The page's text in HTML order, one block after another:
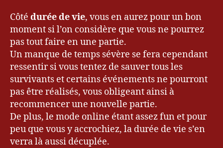
Côté durée de vie, vous en aurez pour un bon
moment si l’on considère que vous ne pourrez
pas tout faire en une partie.
Un manque de temps sévère se fera cependant
ressentir si vous tentez de sauver tous les
survivants et certains événements ne pourront
pas être réalisés, vous obligeant ainsi à
recommencer une nouvelle partie.
De plus, le mode online étant assez fun et pour
peu que vous y accrochiez, la durée de vie s’en
verra là aussi décuplée.